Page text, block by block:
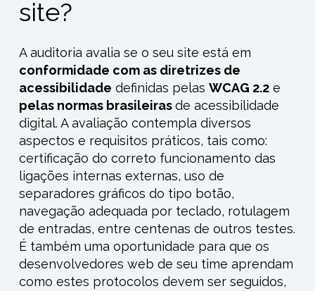
site?
A auditoria avalia se o seu site está em
conformidade com as diretrizes de
acessibilidade definidas pelas WCAG 2.2 e
pelas normas brasileirasde acessibilidade
digital. A avaliação contempla diversos
aspectos e requisitos práticos, tais como:
certificação do correto funcionamento das
ligações internas externas, uso de
separadores gráficos do tipo botão,
navegação adequada por teclado, rotulagem
de entradas, entre centenas de outros testes.
É também uma oportunidade para que os
desenvolvedores web de seu time aprendam
como estes protocolos devem ser seguidos,